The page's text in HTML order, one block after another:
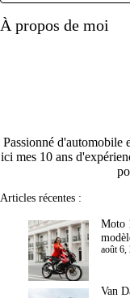
À propos de moi
Passionné d'automobile
ici mes 10 ans
Articles récentes :
Moto
août 6,
Van